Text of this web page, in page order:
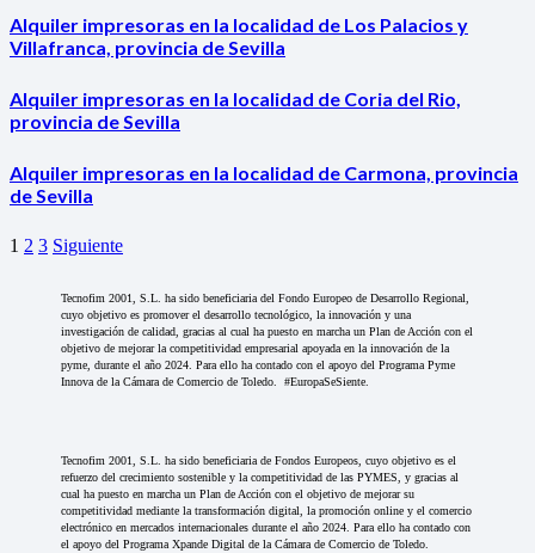
Alquiler impresoras en la localidad de Los Palacios y
Villafranca, provincia de Sevilla
Alquiler impresoras en la localidad de Coria del Rio,
provincia de Sevilla
Alquiler impresoras en la localidad de Carmona, provincia
de Sevilla
1 2 3 Siguiente
Tecnofim 2001, S.L. ha sido beneficiaria del Fondo Europeo de Desarrollo Regional,
cuyo objetivo es promover el desarrollo tecnológico, la innovación y una
investigación de calidad, gracias al cual ha puesto en marcha un Plan de Acción con el
objetivo de mejorar la competitividad empresarial apoyada en la innovación de la
pyme, durante el año 2024. Para ello ha contado con el apoyo del Programa Pyme
Innova de la Cámara de Comercio de Toledo. #EuropaSeSiente.
Tecnofim 2001, S.L. ha sido beneficiaria de Fondos Europeos, cuyo objetivo es el
refuerzo del crecimiento sostenible y la competitividad de las PYMES, y gracias al
cual ha puesto en marcha un Plan de Acción con el objetivo de mejorar su
competitividad mediante la transformación digital, la promoción online y el comercio
electrónico en mercados internacionales durante el año 2024. Para ello ha contado con
el apoyo del Programa Xpande Digital de la Cámara de Comercio de Toledo.